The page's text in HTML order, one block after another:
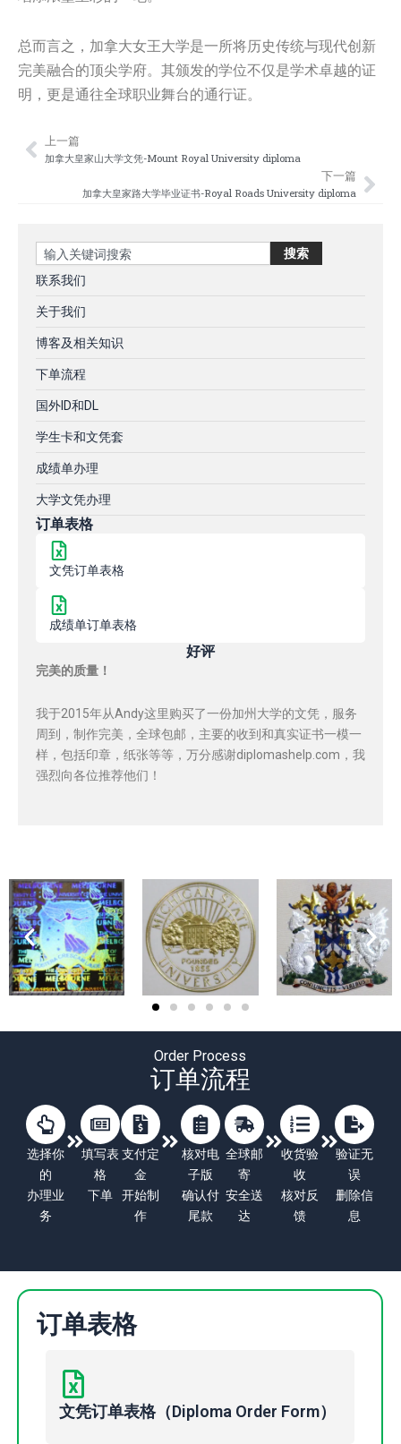
总而言之，加拿大女王大学是一所将历史传统与现代创新
完美融合的顶尖学府。其颁发的学位不仅是学术卓越的证
明，更是通往全球职业舞台的通行证。
Prev
上一篇
加拿大皇家山大学文凭-Mount Royal University diploma
下一篇
加拿大皇家路大学毕业证书-Royal Roads University diploma
Search 搜索
联系我们
关于我们
博客及相关知识
下单流程
国外ID和DL
学生卡和文凭套
成绩单办理
大学文凭办理
订单表格
文凭订单表格
成绩单订单表格
好评
完美的质量！
我于2015年从Andy这里购买了一份加州大学的文凭，服务
周到，制作完美，全球包邮，主要的收到和真实证书一模一
样，包括印章，纸张等等，万分感谢diplomashelp.com，我
强烈向各位推荐他们！
Order Process
订单流程
选择你
的
办理业
务
填写表
格
下单
支付定
金
开始制
作
核对电
子版
确认付
尾款
全球邮
寄
安全送
达
收货验
收
核对反
馈
验证无
误
删除信
息
订单表格
文凭订单表格（Diploma Order Form）